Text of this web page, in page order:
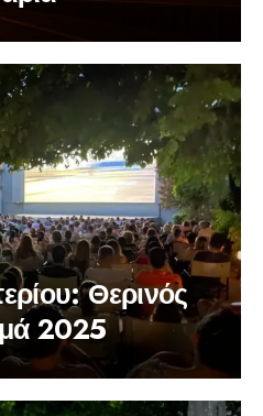
Θερινός
2025